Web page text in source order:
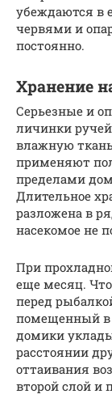
убеждаются в
червями и
постоянно.
Хранение
Серьезные и
личинки
влажную
применяют
пределами
Длительное
разложена в
насекомое не
При
еще месяц.
перед
помещенный в
домики
расстоянии
оттаивания
второй слой и